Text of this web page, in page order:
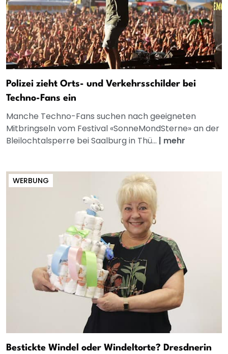
Polizei zieht Orts- und Verkehrsschilder bei
Techno-Fans ein
Manche Techno-Fans suchen nach geeigneten
Mitbringseln vom Festival «SonneMondSterne» an der
Bleilochtalsperre bei Saalburg in Thü... | mehr
WERBUNG
Bestickte Windel oder Windeltorte? Dresdnerin